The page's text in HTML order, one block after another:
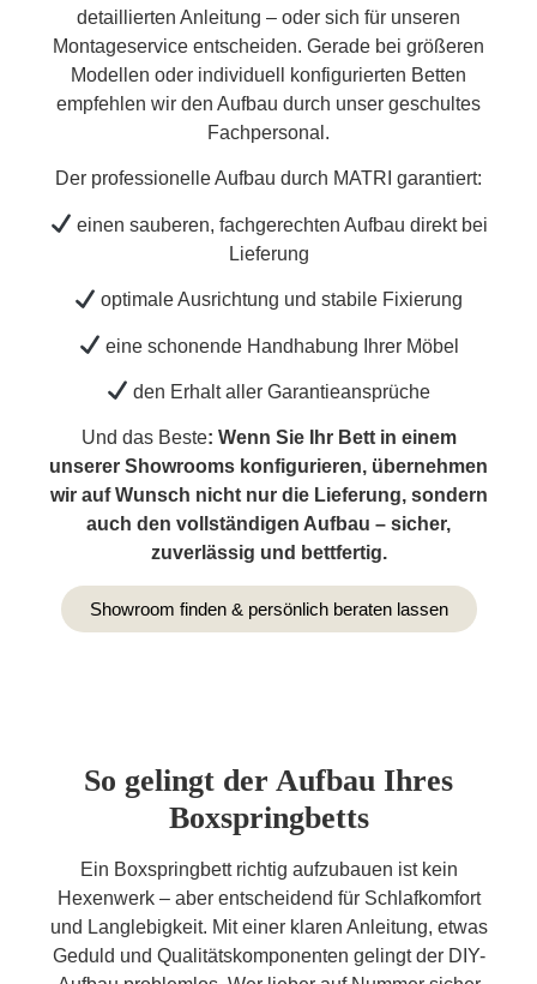
detaillierten Anleitung – oder sich für unseren
Montageservice entscheiden. Gerade bei größeren
Modellen oder individuell konfigurierten Betten
empfehlen wir den Aufbau durch unser geschultes
Fachpersonal.
Der professionelle Aufbau durch MATRI garantiert:
einen sauberen, fachgerechten Aufbau direkt bei
Lieferung
optimale Ausrichtung und stabile Fixierung
eine schonende Handhabung Ihrer Möbel
den Erhalt aller Garantieansprüche
Und das Beste: Wenn Sie Ihr Bett in einem
unserer Showrooms konfigurieren, übernehmen
wir auf Wunsch nicht nur die Lieferung, sondern
auch den vollständigen Aufbau – sicher,
zuverlässig und bettfertig.
Showroom finden & persönlich beraten lassen
So gelingt der Aufbau Ihres
Boxspringbetts
Ein Boxspringbett richtig aufzubauen ist kein
Hexenwerk – aber entscheidend für Schlafkomfort
und Langlebigkeit. Mit einer klaren Anleitung, etwas
Geduld und Qualitätskomponenten gelingt der DIY-